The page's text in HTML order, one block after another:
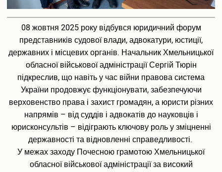
08 жовтня 2025 року відбувся юридичний форум
представників судової влади, адвокатури, юстиції,
державних і місцевих органів. Начальник Хмельницької
обласної військової адміністрації Сергій Тюрін
підкреслив, що навіть у час війни правова система
України продовжує функціонувати, забезпечуючи
верховенство права і захист громадян, а юристи різних
напрямів – від суддів і адвокатів до науковців і
юрисконсультів – відіграють ключову роль у зміцненні
державності та відновленні справедливості.
У межах заходу Почесною грамотою Хмельницької
обласної військової адміністрації за високий